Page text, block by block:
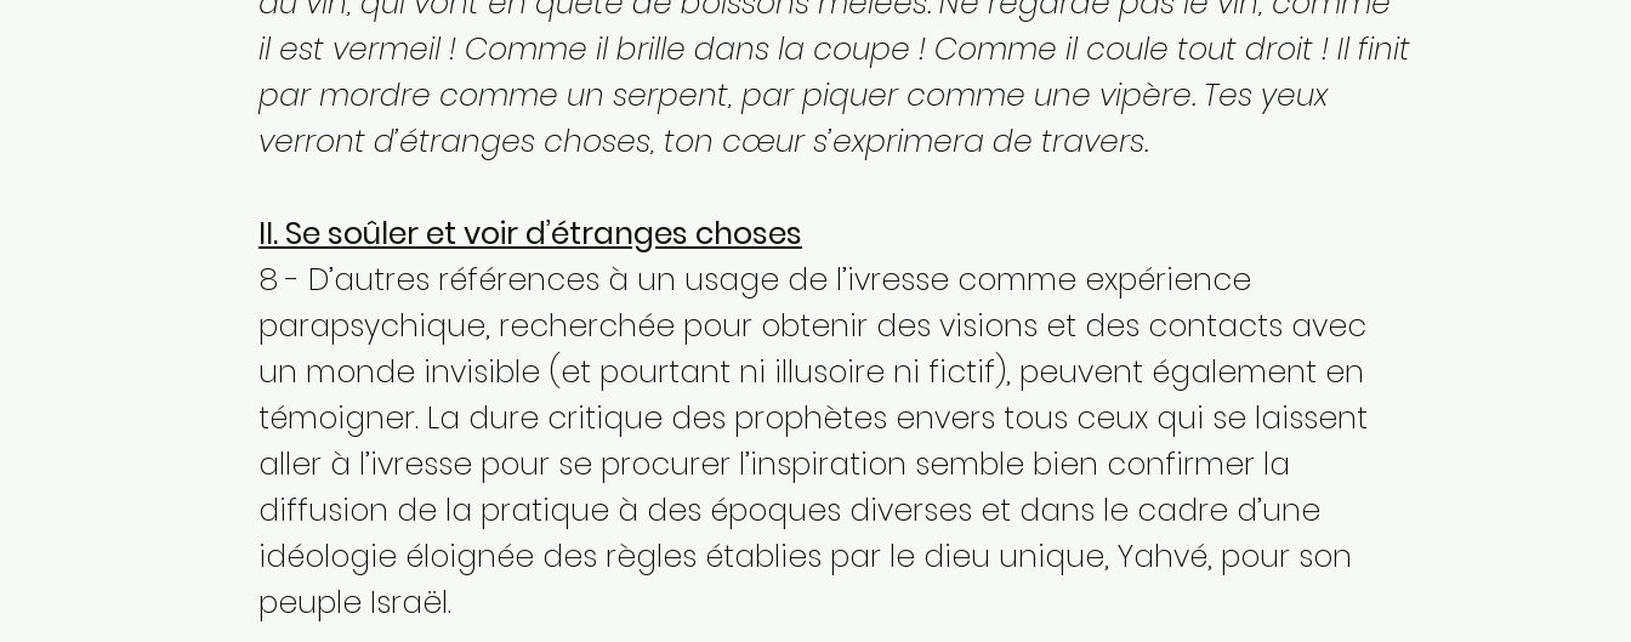
il est vermeil ! Comme il brille dans la coupe ! Comme il coule tout droit ! Il finit
par mordre comme un serpent, par piquer comme une vipère. Tes yeux
verront d’étranges choses, ton cœur s’exprimera de travers.
II. Se soûler et voir d’étranges choses
8 - D’autres références à un usage de l’ivresse comme expérience
parapsychique, recherchée pour obtenir des visions et des contacts avec
un monde invisible (et pourtant ni illusoire ni fictif), peuvent également en
témoigner. La dure critique des prophètes envers tous ceux qui se laissent
aller à l’ivresse pour se procurer l’inspiration semble bien confirmer la
diffusion de la pratique à des époques diverses et dans le cadre d’une
idéologie éloignée des règles établies par le dieu unique, Yahvé, pour son
peuple Israël.